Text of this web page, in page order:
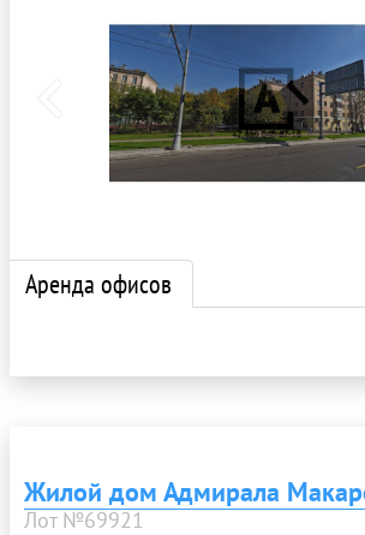
Аренда офисов
Жилой дом Адмирала
Лот №69921